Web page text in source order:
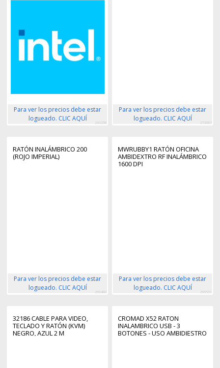
Para ver los precios debe estar
logueado. CLIC AQUÍ
260258
Para ver los precios debe estar
logueado. CLIC AQUÍ
273087
RATÓN INALÁMBRICO 200
(ROJO IMPERIAL)
Para ver los precios debe estar
logueado. CLIC AQUÍ
296480
MWRUBBY1 RATÓN OFICINA
AMBIDEXTRO RF INALÁMBRICO
1600 DPI
Para ver los precios debe estar
logueado. CLIC AQUÍ
296551
32186 CABLE PARA VIDEO,
TECLADO Y RATÓN (KVM)
NEGRO, AZUL 2 M
CROMAD X52 RATON
INALAMBRICO USB - 3
BOTONES - USO AMBIDIESTRO